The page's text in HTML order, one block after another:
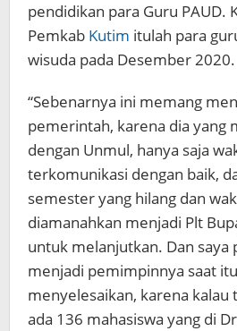
pendidikan para Guru PAUD.
Pemkab Kutim itulah para
wisuda pada Desember 2020.
“Sebenarnya ini memang
pemerintah, karena dia yang
dengan Unmul, hanya saja
terkomunikasi dengan baik,
semester yang hilang dan
diamanahkan menjadi Plt
untuk melanjutkan. Dan saya
menjadi pemimpinnya saat
menyelesaikan, karena kalau
ada 136 mahasiswa yang di